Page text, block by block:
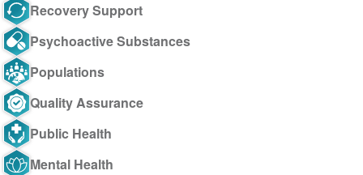
Recovery Support
Psychoactive Substances
Populations
Quality Assurance
Public Health
Mental Health